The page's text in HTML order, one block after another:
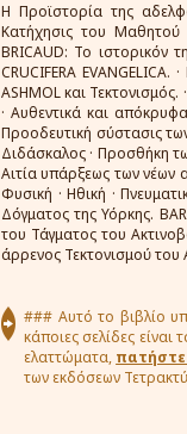
Η Προϊστορία της
Κατήχησις του Μαθητού
BRICAUD: Το ιστορικόν
CRUCIFERA
ASHMOL και Τεκτονισμός.
· Αυθεντικά και
Προοδευτική σύστασις
Διδάσκαλος · Προσθήκη
Αιτία υπάρξεως των νέων
Φυσική · Ηθική ·
Δόγματος της Υόρκης.
του Τάγματος του
άρρενος Τεκτονισμού του
### Αυτό το βιβλίο
κάποιες σελίδες
ελαττώματα,
των εκδόσεων